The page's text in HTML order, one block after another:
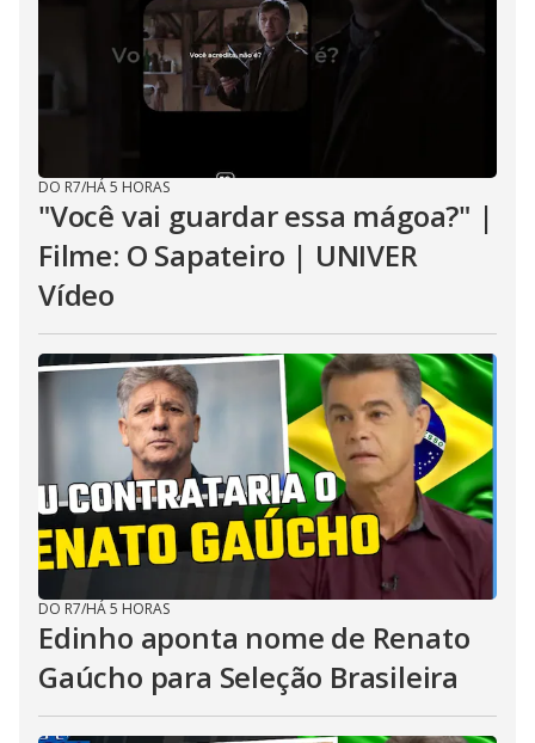
DO R7/HÁ 5 HORAS
"Você vai guardar essa mágoa?" |
Filme: O Sapateiro | UNIVER
Vídeo
DO R7/HÁ 5 HORAS
Edinho aponta nome de Renato
Gaúcho para Seleção Brasileira